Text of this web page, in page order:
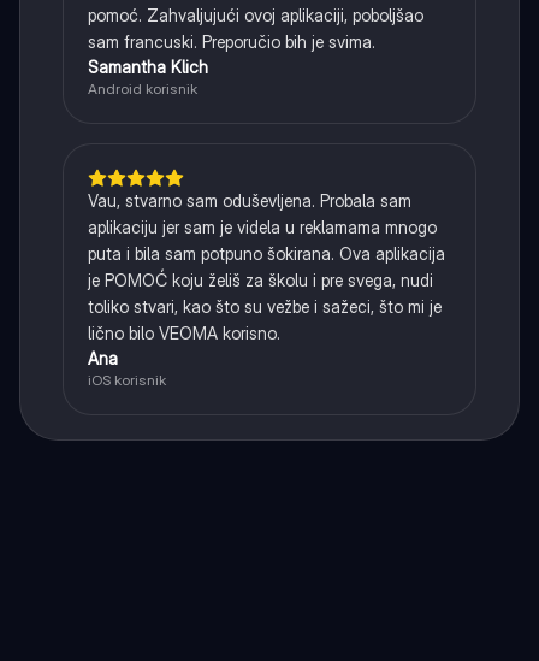
pomoć. Zahvaljujući ovoj aplikaciji, poboljšao
sam francuski. Preporučio bih je svima.
Samantha Klich
Android korisnik
Vau, stvarno sam oduševljena. Probala sam
aplikaciju jer sam je videla u reklamama mnogo
puta i bila sam potpuno šokirana. Ova aplikacija
je POMOĆ koju želiš za školu i pre svega, nudi
toliko stvari, kao što su vežbe i sažeci, što mi je
lično bilo VEOMA korisno.
Ana
iOS korisnik